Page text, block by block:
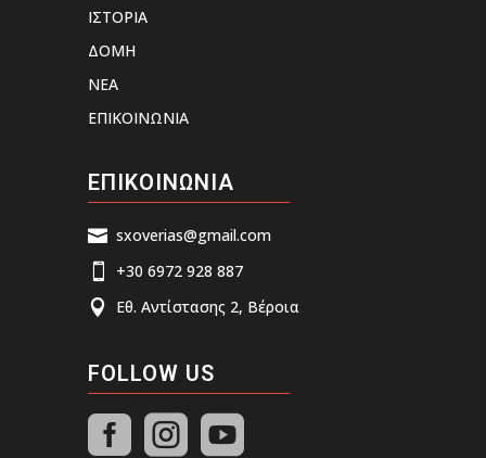
ΙΣΤΟΡΙΑ
ΔΟΜΗ
ΝΕΑ
ΕΠΙΚΟΙΝΩΝΙΑ
ΕΠΙΚΟΙΝΩΝΙΑ
 sxoverias@gmail.com
 +30 6972 928 887
 Εθ. Αντίστασης 2, Βέροια
FOLLOW US
  